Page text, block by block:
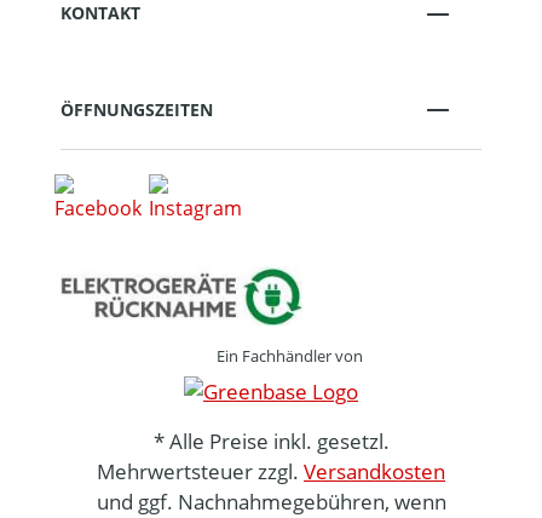
KONTAKT
ÖFFNUNGSZEITEN
Ein Fachhändler von
* Alle Preise inkl. gesetzl.
Mehrwertsteuer zzgl. Versandkosten
und ggf. Nachnahmegebühren, wenn